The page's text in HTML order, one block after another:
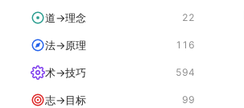
道→理念 22
法→原理 116
术→技巧 594
志→目标 99